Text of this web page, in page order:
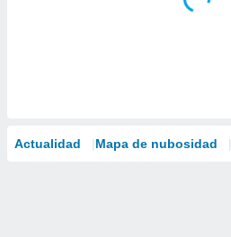
Actualidad Mapa de nubosidad